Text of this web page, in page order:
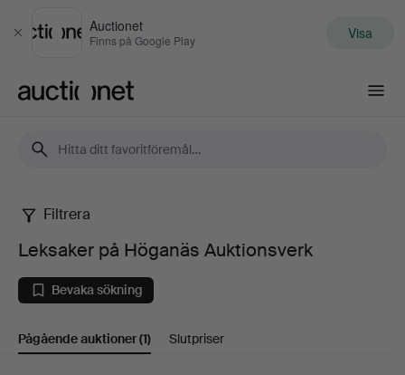
Stäng
Auctionet
Finns på Google Play Visa
Leksaker
på
Höganäs
Auktionsverk
Filtrera
Leksaker på Höganäs Auktionsverk
Bevaka sökning
Pågående auktioner(1) Slutpriser